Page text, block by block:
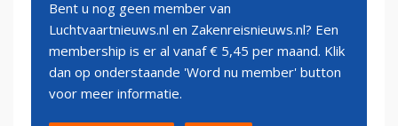
Bent u nog geen member van
Luchtvaartnieuws.nl en Zakenreisnieuws.nl? Een
membership is er al vanaf € 5,45 per maand. Klik
dan op onderstaande 'Word nu member' button
voor meer informatie.